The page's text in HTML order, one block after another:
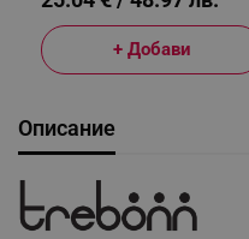
+ Добави
Описание